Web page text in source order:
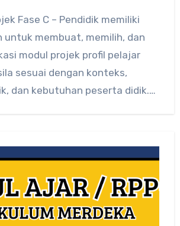
Fase C – Pendidik memiliki
untuk membuat, memilih, dan
modul projek profil pelajar
sesuai dengan konteks,
dan kebutuhan peserta didik.